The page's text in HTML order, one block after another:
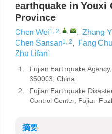
earthquake in Youxi
Province
Chen Wei1, 2, , , Zhang
Chen Sansan1, 2, Fang
Zhu Lifan1
1.
Fujian Earthquake
350003, China
2.
Fujian Earthquake
Control Center, Fujian
摘要